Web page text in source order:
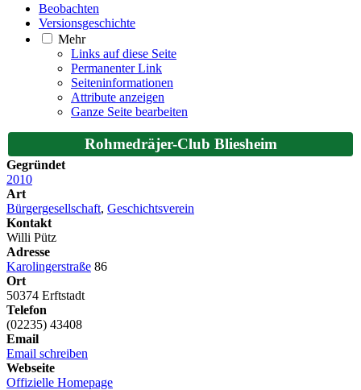
Beobachten
Versionsgeschichte
Mehr
Links auf diese Seite
Permanenter Link
Seiten­­informationen
Attribute anzeigen
Ganze Seite bearbeiten
Rohmedräjer-Club Bliesheim
Gegründet
2010
Art
Bürgergesellschaft, Geschichtsverein
Kontakt
Willi Pütz
Adresse
Karolingerstraße 86
Ort
50374 Erftstadt
Telefon
(02235) 43408
Email
Email schreiben
Webseite
Offizielle Homepage